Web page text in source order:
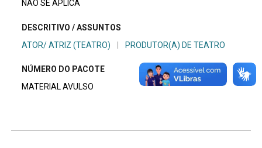
NÃO SE APLICA
DESCRITIVO / ASSUNTOS
ATOR/ ATRIZ (TEATRO)
PRODUTOR(A) DE TEATRO
NÚMERO DO PACOTE
MATERIAL AVULSO